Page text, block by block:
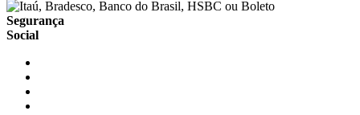
Segurança
Social